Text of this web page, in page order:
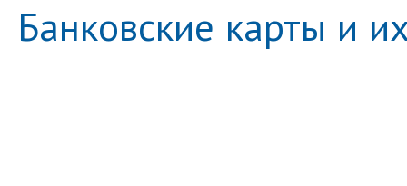
Банковские карты и